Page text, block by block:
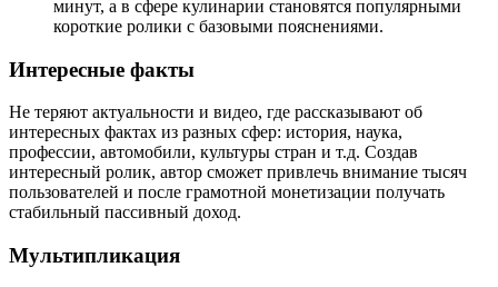
минут, а в сфере кулинарии становятся популярными
короткие ролики с базовыми пояснениями.
Интересные факты
Не теряют актуальности и видео, где рассказывают об
интересных фактах из разных сфер: история, наука,
профессии, автомобили, культуры стран и т.д. Создав
интересный ролик, автор сможет привлечь внимание тысяч
пользователей и после грамотной монетизации получать
стабильный пассивный доход.
Мультипликация